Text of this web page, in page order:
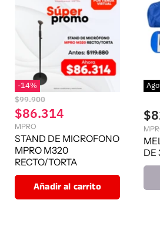
a
-14%
P
r
e
c
i
o
o
r
i
i
$99.900
P
r
e
c
i
o
a
$86.314
MPRO
STAND DE MICROFONO
MPRO M320
RECTO/TORTA
Añadir al carrito
DE